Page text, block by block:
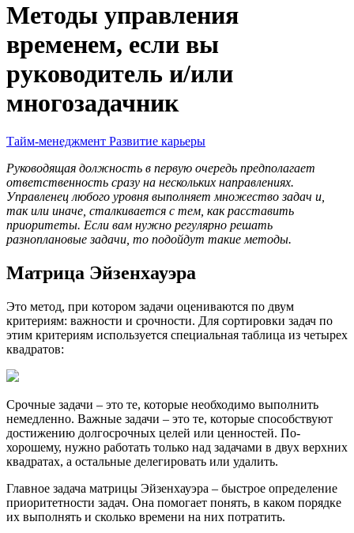
Методы управления
временем, если вы
руководитель и/или
многозадачник
Тайм-менеджмент Развитие карьеры
Руководящая должность в первую очередь предполагает
ответственность сразу на нескольких направлениях.
Управленец любого уровня выполняет множество задач и,
так или иначе, сталкивается с тем, как расставить
приоритеты. Если вам нужно регулярно решать
разноплановые задачи, то подойдут такие методы.
Матрица Эйзенхауэра
Это метод, при котором задачи оцениваются по двум
критериям: важности и срочности. Для сортировки задач по
этим критериям используется специальная таблица из четырех
квадратов:
Срочные задачи – это те, которые необходимо выполнить
немедленно. Важные задачи – это те, которые способствуют
достижению долгосрочных целей или ценностей. По-
хорошему, нужно работать только над задачами в двух верхних
квадратах, а остальные делегировать или удалить.
Главное задача матрицы Эйзенхауэра – быстрое определение
приоритетности задач. Она помогает понять, в каком порядке
их выполнять и сколько времени на них потратить.